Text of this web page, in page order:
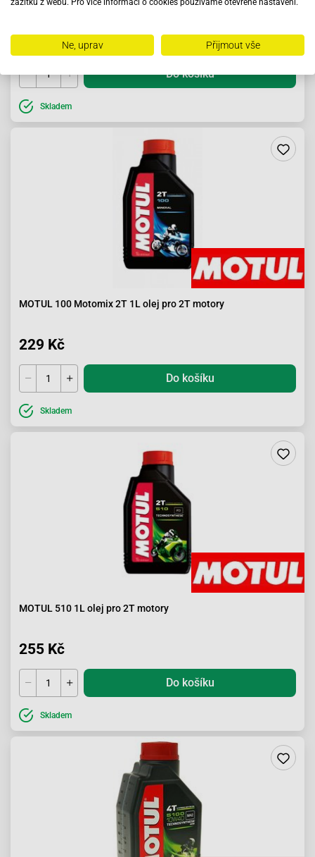
255 Kč
Do košíku
Skladem
MOTUL 100 Motomix 2T 1L olej pro 2T motory
229 Kč
Do košíku
Skladem
MOTUL 510 1L olej pro 2T motory
255 Kč
Do košíku
Skladem
zážitku z webu. Pro více informací o cookies používáme otevřené nastavení.
Ne, uprav Přijmout vše